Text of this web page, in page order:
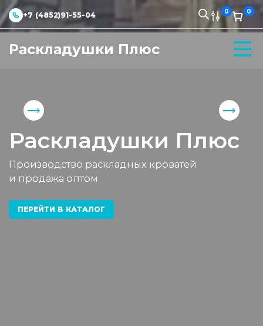
+7 (4852)91-55-04 0 0
Раскладушки Плюс
Раскладушки Плюс
Производство раскладных кроватей
и продажа оптом
ПЕРЕЙТИ В КАТАЛОГ